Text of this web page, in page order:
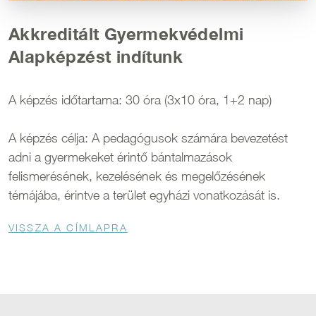
Akkreditált Gyermekvédelmi
Alapképzést indítunk
A képzés időtartama: 30 óra (3x10 óra, 1+2 nap)
A képzés célja: A pedagógusok számára bevezetést
adni a gyermekeket érintő bántalmazások
felismerésének, kezelésének és megelőzésének
témájába, érintve a terület egyházi vonatkozását is.
Morzsa
VISSZA A CÍMLAPRA